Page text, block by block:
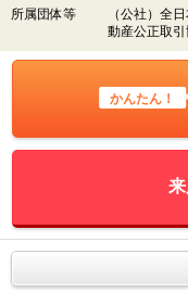
所属団体等
（公社）全
動産公正取
かんたん！